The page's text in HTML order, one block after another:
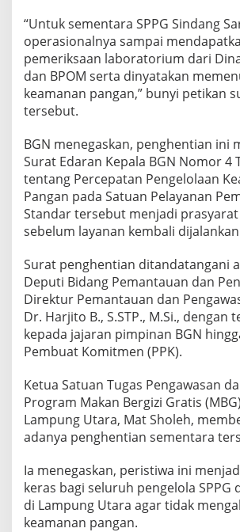
i
k
a
n
S
e
m
t
a
r
a
“Untuk sementara SPPG Sindang
operasionalnya sampai
pemeriksaan laboratorium dari
dan BPOM serta dinyatakan
keamanan pangan,” bunyi petikan
tersebut.
BGN menegaskan, penghentian ini
Surat Edaran Kepala BGN Nomor 4
tentang Percepatan Pengelolaan
Pangan pada Satuan Pelayanan
Standar tersebut menjadi
sebelum layanan kembali
Surat penghentian ditandatangani
Deputi Bidang Pemantauan dan
Direktur Pemantauan dan
Dr. Harjito B., S.STP., M.Si., dengan
kepada jajaran pimpinan BGN
Pembuat Komitmen (PPK).
Ketua Satuan Tugas Pengawasan
Program Makan Bergizi Gratis
Lampung Utara, Mat Sholeh,
adanya penghentian sementara
Ia menegaskan, peristiwa ini
keras bagi seluruh pengelola SPPG
di Lampung Utara agar tidak
keamanan pangan.